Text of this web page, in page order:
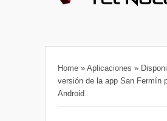
Home » Aplicaciones »
versión de la app San Fermín
Android